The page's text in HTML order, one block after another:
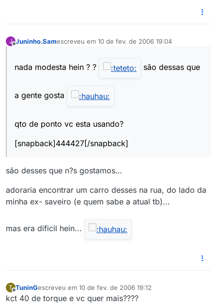
J Juninho.Samescreveu em 10 de fev. de 2006 19:04
última edição por
nada modesta hein ? ? são dessas que
a gente gosta
qto de ponto vc esta usando?
[snapback]444427[/snapback]
são desses que n?s gostamos…
adoraria encontrar um carro desses na rua, do lado da
minha ex- saveiro (e quem sabe a atual tb)...
mas era dificil hein...
T
Offline
TuninGescreveu em 10 de fev. de 2006 19:12
última edição por
kct 40 de torque e vc quer mais????